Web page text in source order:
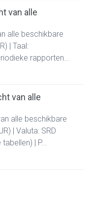
van alle
alle beschikbare
| Taal:
rapporten...
van alle
alle beschikbare
| Valuta: SRD
| P...